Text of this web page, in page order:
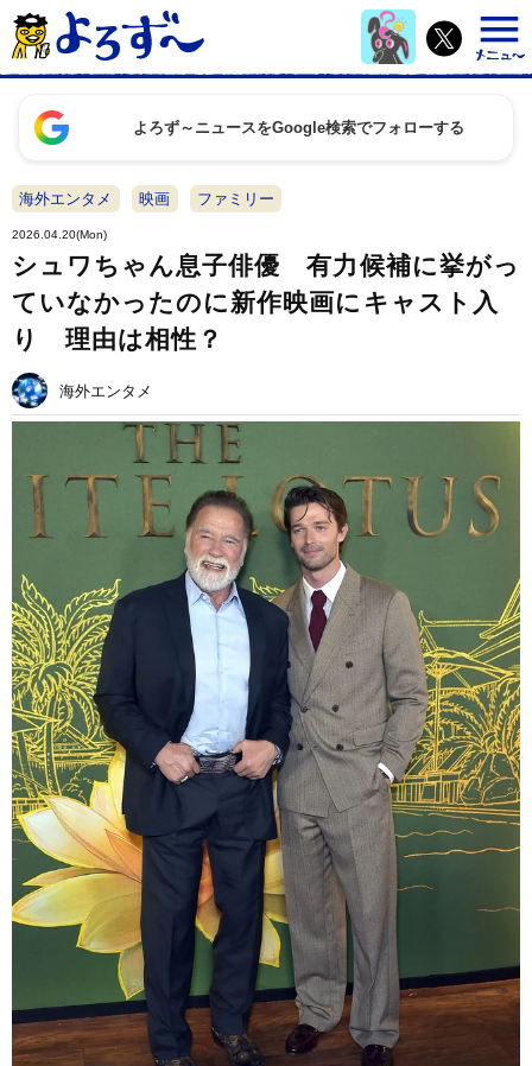
よろず～ニュースをGoogle検索でフォローする
海外エンタメ 映画 ファミリー
2026.04.20(Mon)
シュワちゃん息子俳優 有力候補に挙がっ
ていなかったのに新作映画にキャスト入
り 理由は相性？
海外エンタメ